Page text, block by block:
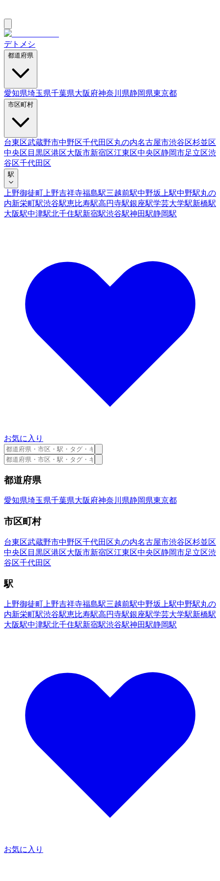
デトメシ
都道府県
愛知県埼玉県千葉県大阪府神奈川県静岡県東京都
市区町村
台東区武蔵野市中野区千代田区丸の内名古屋市渋谷区杉並区
中央区 目黒区港区大阪市新宿区江東区中央区静岡市足立区渋
谷区千代田区
駅
上野御徒町 上野吉祥寺福島駅三越前駅中野坂上駅中野駅丸の
内新栄町駅渋谷駅恵比寿駅高円寺駅銀座駅学芸大学駅新橋駅
大阪駅中津駅北千住駅新宿駅渋谷駅神田駅静岡駅
お気に入り
都道府県
愛知県埼玉県千葉県大阪府神奈川県静岡県東京都
市区町村
台東区武蔵野市中野区千代田区丸の内名古屋市渋谷区杉並区
中央区 目黒区港区大阪市新宿区江東区中央区静岡市足立区渋
谷区千代田区
駅
上野御徒町 上野吉祥寺福島駅三越前駅中野坂上駅中野駅丸の
内新栄町駅渋谷駅恵比寿駅高円寺駅銀座駅学芸大学駅新橋駅
大阪駅中津駅北千住駅新宿駅渋谷駅神田駅静岡駅
お気に入り